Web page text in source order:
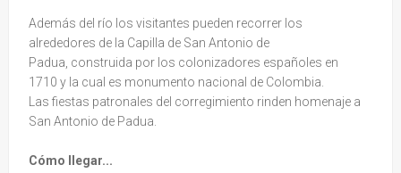
Además del río los visitantes pueden recorrer los
alrededores de la Capilla de San Antonio de
Padua, construida por los colonizadores españoles en
1710 y la cual es monumento nacional de Colombia.
Las fiestas patronales del corregimiento rinden homenaje a
San Antonio de Padua.
Cómo llegar...